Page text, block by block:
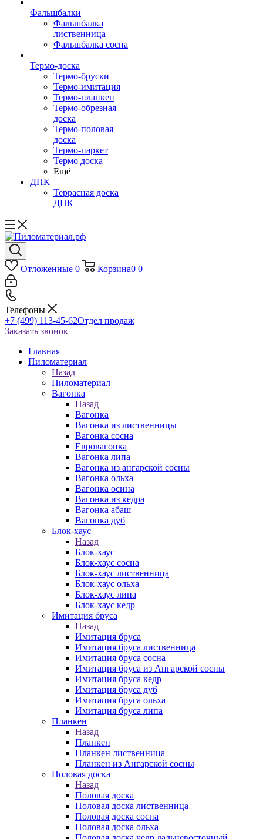
Фальшбалки
Фальшбалка
лиственница
Фальшбалка сосна
Термо-доска
Термо-бруски
Термо-имитация
Термо-планкен
Термо-обрезная
доска
Термо-половая
доска
Термо-паркет
Термо доска
Ещё
ДПК
Террасная доска
ДПК
Отложенные 0 Корзина0 0
Телефоны
+7 (499) 113-45-62Отдел продаж
Заказать звонок
Главная
Пиломатериал
Назад
Пиломатериал
Вагонка
Назад
Вагонка
Вагонка из лиственницы
Вагонка сосна
Евровагонка
Вагонка липа
Вагонка из ангарской сосны
Вагонка ольха
Вагонка осина
Вагонка из кедра
Вагонка абаш
Вагонка дуб
Блок-хаус
Назад
Блок-хаус
Блок-хаус сосна
Блок-хаус лиственница
Блок-хаус ольха
Блок-хаус липа
Блок-хаус кедр
Имитация бруса
Назад
Имитация бруса
Имитация бруса лиственница
Имитация бруса сосна
Имитация бруса из Ангарской сосны
Имитация бруса кедр
Имитация бруса дуб
Имитация бруса ольха
Имитация бруса липа
Планкен
Назад
Планкен
Планкен лиственница
Планкен из Ангарской сосны
Половая доска
Назад
Половая доска
Половая доска лиственница
Половая доска сосна
Половая доска ольха